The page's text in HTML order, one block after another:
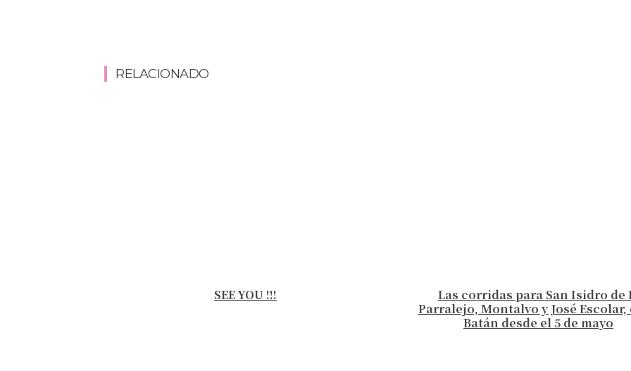
RELACIONADO
SEE YOU !!!
Las corridas para San Isidro de
Parralejo, Montalvo y José Escolar,
Batán desde el 5 de mayo